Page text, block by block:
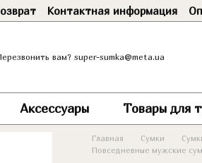
Контактная информация
вам? super-sumka@meta.ua
Аксессуары Товары для
Главная Сумки
Повседневные мужские